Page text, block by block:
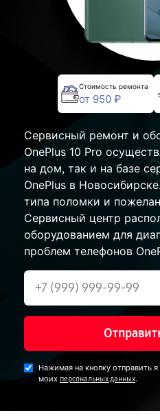
Стоимость ремонта
от 950 ₽
Сервисный ремонт и
OnePlus 10 Pro
на дом, так и на базе
OnePlus в
типа поломки и
Сервисный центр
оборудованием для
проблем телефонов
Нажимая на кнопку отправить
моих персональных данных.